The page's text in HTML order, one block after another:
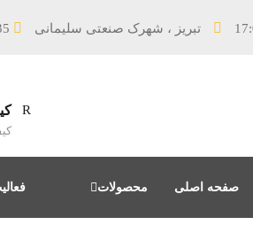
صفحه اصلی محصولات